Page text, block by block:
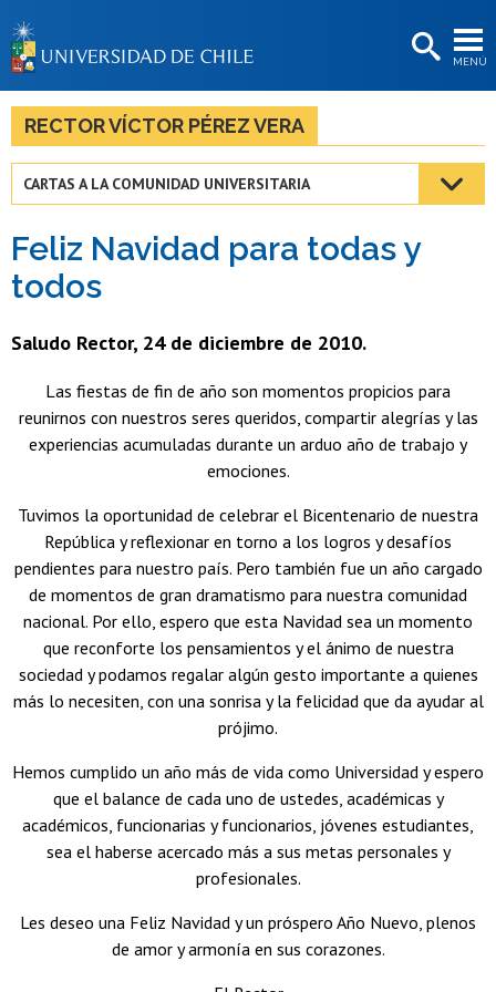
MENÚ
BIBLIOTECAS
LA UNIVERSIDAD
Estudiantes
Académicas/os
Egresadas/os
RECTOR VÍCTOR PÉREZ VERA
CARTAS A LA COMUNIDAD UNIVERSITARIA
Feliz Navidad para todas y
todos
Saludo Rector, 24 de diciembre de 2010.
Las fiestas de fin de año son momentos propicios para
reunirnos con nuestros seres queridos, compartir alegrías y las
experiencias acumuladas durante un arduo año de trabajo y
emociones.
Tuvimos la oportunidad de celebrar el Bicentenario de nuestra
República y reflexionar en torno a los logros y desafíos
pendientes para nuestro país. Pero también fue un año cargado
de momentos de gran dramatismo para nuestra comunidad
nacional. Por ello, espero que esta Navidad sea un momento
que reconforte los pensamientos y el ánimo de nuestra
sociedad y podamos regalar algún gesto importante a quienes
más lo necesiten, con una sonrisa y la felicidad que da ayudar al
prójimo.
Hemos cumplido un año más de vida como Universidad y espero
que el balance de cada uno de ustedes, académicas y
académicos, funcionarias y funcionarios, jóvenes estudiantes,
sea el haberse acercado más a sus metas personales y
profesionales.
Les deseo una Feliz Navidad y un próspero Año Nuevo, plenos
de amor y armonía en sus corazones.